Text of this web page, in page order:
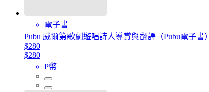
電子書
Pubu 威爾第歌劇遊唱詩人導賞與翻譯（Pubu電子書）
$280
$280
P幣